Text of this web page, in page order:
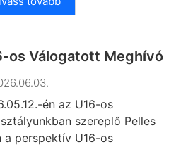
os Válogatott Meghívó
én az U16-os
szereplő Pelles
a perspektív U16-os